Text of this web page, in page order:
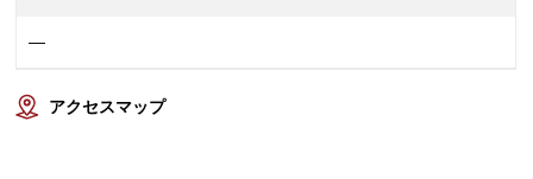
—
アクセスマップ